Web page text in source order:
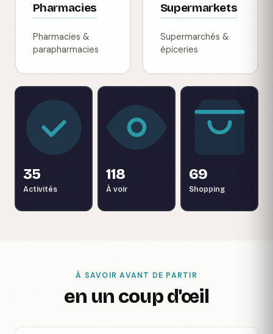
Pharmacies
Pharmacies &
parapharmacies
Supermarkets
Supermarchés &
épiceries
35
Activités
118
À voir
69
Shopping
À SAVOIR AVANT DE PARTIR
en un coup d'œil